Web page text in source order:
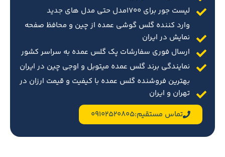
لیست جور برای 1700مدل حتی مدل های جدید
وارد کننده گلس گوشی عمده از چین و محافظ صفحه
نمایش در ایران
ارسال فوری سفارشات پک گلس عمده به سراسر کشور
نمایندگی برند گلس عمده میتوبل و اوجی چین در ایران
بهترین فروشنده گلس عمده با کیفیت و قیمت ارزان در
تهران و ایران
تماس مستقیم:09102520805